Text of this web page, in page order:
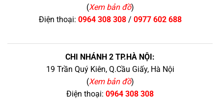
(Xem bản đồ)
Điện thoại: 0964 308 308/ 0977 602 688
CHI NHÁNH 2 TP.HÀ NỘI:
19 Trần Quý Kiên, Q.Cầu Giấy, Hà Nội
(Xem bản đồ)
Điện thoại: 0964 308 308